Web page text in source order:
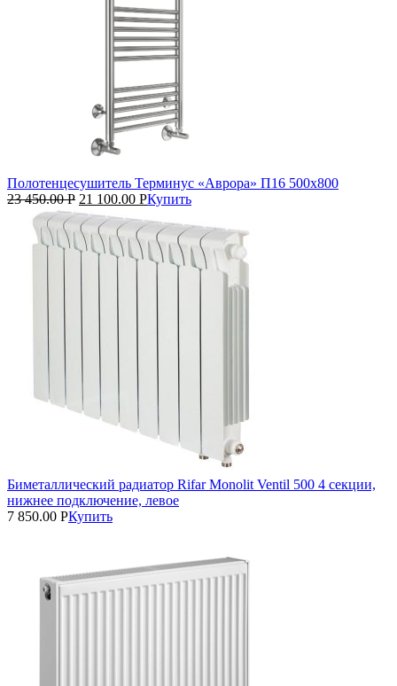
Полотенцесушитель Терминус «Аврора» П16 500х800
23 450.00Р 21 100.00 РКупить
Биметаллический радиатор Rifar Monolit Ventil 500 4 секции,
нижнее подключение, левое
7 850.00 РКупить